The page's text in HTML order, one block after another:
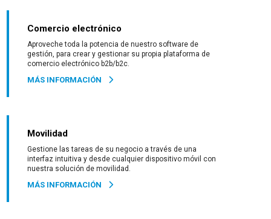
Comercio electrónico
Aproveche toda la potencia de nuestro software de
gestión, para crear y gestionar su propia plataforma de
comercio electrónico b2b/b2c.
MÁS INFORMACIÓN
Movilidad
Gestione las tareas de su negocio a través de una
interfaz intuitiva y desde cualquier dispositivo móvil con
nuestra solución de movilidad.
MÁS INFORMACIÓN